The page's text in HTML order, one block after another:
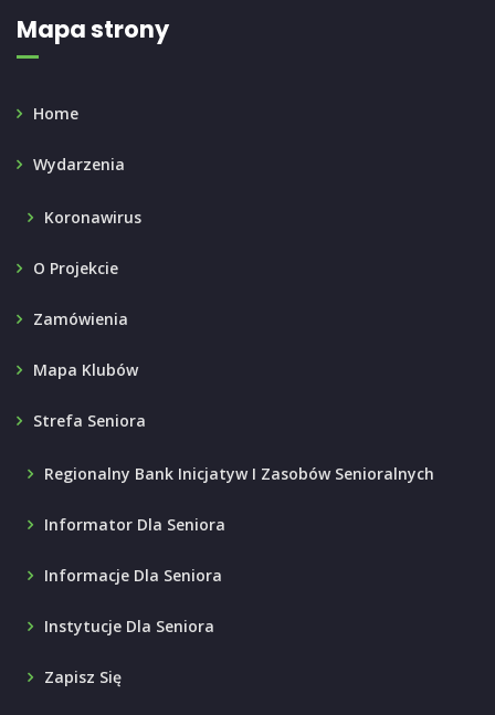
Mapa strony
Home
Wydarzenia
Koronawirus
O Projekcie
Zamówienia
Mapa Klubów
Strefa Seniora
Regionalny Bank Inicjatyw I Zasobów Senioralnych
Informator Dla Seniora
Informacje Dla Seniora
Instytucje Dla Seniora
Zapisz Się